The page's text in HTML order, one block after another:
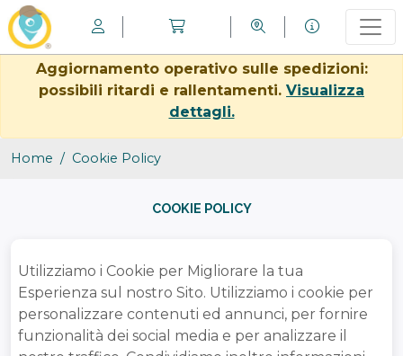
Aggiornamento operativo sulle spedizioni:
possibili ritardi e rallentamenti. Visualizza
dettagli.
Home Cookie Policy
COOKIE POLICY
Utilizziamo i Cookie per Migliorare la tua
Esperienza sul nostro Sito. Utilizziamo i cookie per
personalizzare contenuti ed annunci, per fornire
funzionalità dei social media e per analizzare il